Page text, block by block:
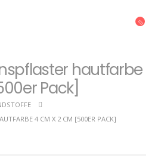
hautfarbe
Pack]
4 CM X 2 CM [500ER PACK]